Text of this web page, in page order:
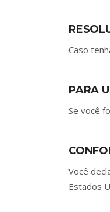
Caso
PARA
Se você
Você
Estados